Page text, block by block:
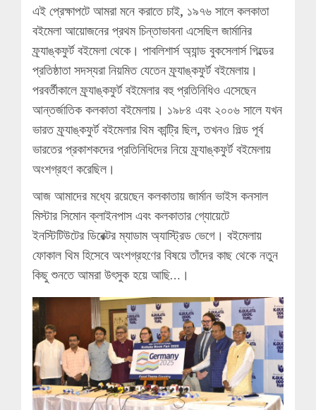
এই প্রেক্ষাপটে আমরা মনে করাতে চাই, ১৯৭৬ সালে কলকাতা
বইমেলা আয়োজনের প্রথম চিন্তাভাবনা এসেছিল জার্মানির
ফ্র্যাঙ্কফুর্ট বইমেলা থেকে। পাবলিশার্স অ্যান্ড বুকসেলার্স গিল্ডের
প্রতিষ্ঠাতা সদস্যরা নিয়মিত যেতেন ফ্র্যাঙ্কফুর্ট বইমেলায়।
পরবর্তীকালে ফ্র্যাঙ্কফুর্ট বইমেলার বহু প্রতিনিধিও এসেছেন
আন্তর্জাতিক কলকাতা বইমেলায়। ১৯৮৪ এবং ২০০৬ সালে যখন
ভারত ফ্র্যাঙ্কফুর্ট বইমেলার থিম কান্ট্রি ছিল, তখনও গিল্ড পূর্ব
ভারতের প্রকাশকদের প্রতিনিধিদের নিয়ে ফ্র্যাঙ্কফুর্ট বইমেলায়
অংশগ্রহণ করেছিল।
আজ আমাদের মধ্যে রয়েছেন কলকাতায় জার্মান ভাইস কনসাল
মিস্টার সিমোন ক্লাইনপাস এবং কলকাতার গ্যোয়েটে
ইনস্টিটিউটের ডিরেক্টর ম্যাডাম অ্যাস্ট্রিড ভেগে। বইমেলায়
ফোকাল থিম হিসেবে অংশগ্রহণের বিষয়ে তাঁদের কাছ থেকে নতুন
কিছু শুনতে আমরা উৎসুক হয়ে আছি…।